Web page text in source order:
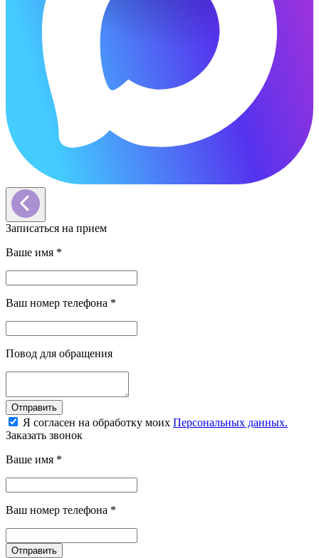
Записаться на прием
Ваше имя *
Ваш номер телефона *
Повод для обращения
Отправить
Я согласен на обработку моих Персональных данных.
Заказать звонок
Ваше имя *
Ваш номер телефона *
Отправить